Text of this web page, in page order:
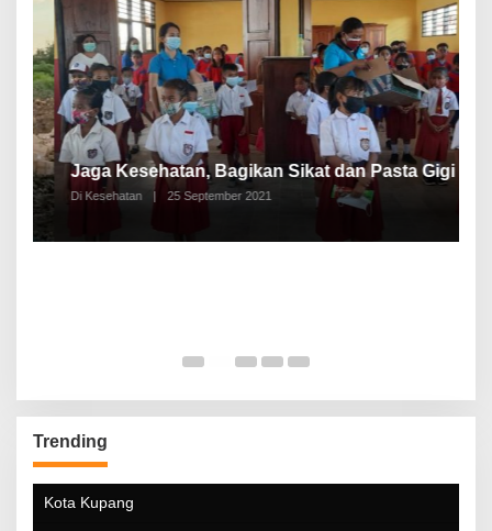
Jaga Kesehatan, Bagikan Sikat dan Pasta Gigi
Di Kesehatan | 25 September 2021
Trending
Kota Kupang